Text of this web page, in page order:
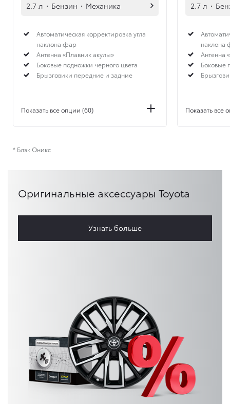
2.7 л · Бензин · Механика
Автоматическая корректировка угла
наклона фар
Антенна «Плавник акулы»
Боковые подножки черного цвета
Брызговики передние и задние
Показать все опции (60)
2.7 л ·
наклона
Антенна
Боковые
Показать все
* Блэк Оникс
Оригинальные аксессуары Toyota
Узнать больше